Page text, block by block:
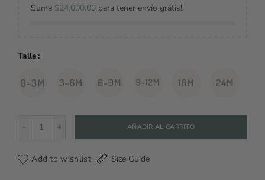
Suma $24,000.00 para tener envío grátis!
Talle
Pantalón Básico Bebe cantidad
AÑADIR AL CARRITO
Add to wishlist Size Guide